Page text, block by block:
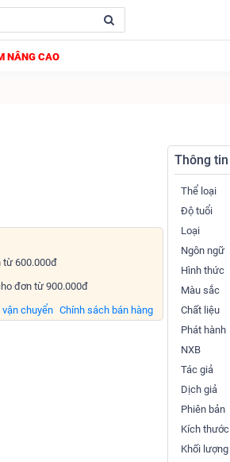
NÂNG CAO
từ 600.000đ
đơn từ 900.000đ
Chính sách bán hàng
chuyển
Thông
Thể loại
Độ tuổi
Loại
Ngôn ngữ
Hình thức
Màu sắc
Chất liệu
Phát hành
NXB
Tác giả
Dịch giả
Phiên bản
Kích thước
Khối lượng